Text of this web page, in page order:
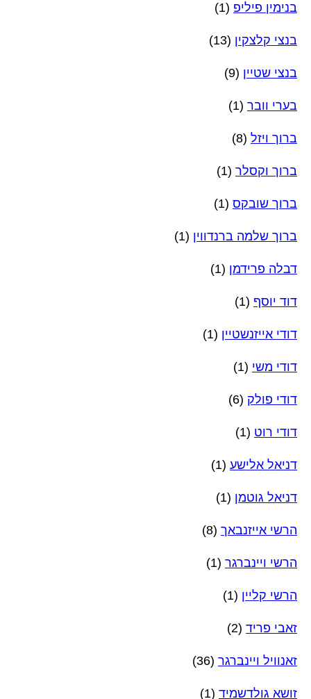
בנימין פיליפ (1)
בנצי קלצקין (13)
בנצי שטיין (9)
בערי וובר (1)
ברוך ויזל (8)
ברוך וקסלר (1)
ברוך שובקס (1)
ברוך שלמה ברנדווין (1)
דבלה פרידמן (1)
דוד יוסף (1)
דודי אייזנשטיין (1)
דודי משי (1)
דודי פולק (6)
דודי רוט (1)
דניאל אלישע (1)
דניאל גוטמן (1)
הרשי אייזנבאך (8)
הרשי ויינברגר (1)
הרשי קליין (1)
זאבי פריד (2)
זאנוויל ויינברגר (36)
זושא גולדשמיד (1)